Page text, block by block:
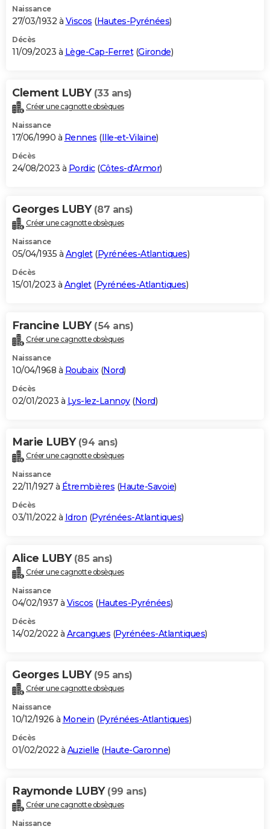
Naissance
27/03/1932 à Viscos (Hautes-Pyrénées)
Décès
11/09/2023 à Lège-Cap-Ferret(Gironde)
Clement LUBY (33 ans)
Créer une cagnotte obsèques
Naissance
17/06/1990 à Rennes (Ille-et-Vilaine)
Décès
24/08/2023 à Pordic(Côtes-d'Armor)
Georges LUBY (87 ans)
Créer une cagnotte obsèques
Naissance
05/04/1935 à Anglet(Pyrénées-Atlantiques)
Décès
15/01/2023 à Anglet(Pyrénées-Atlantiques)
Francine LUBY (54 ans)
Créer une cagnotte obsèques
Naissance
10/04/1968 à Roubaix(Nord)
Décès
02/01/2023 à Lys-lez-Lannoy(Nord)
Marie LUBY (94 ans)
Créer une cagnotte obsèques
Naissance
22/11/1927 à Étrembières (Haute-Savoie)
Décès
03/11/2022 à Idron (Pyrénées-Atlantiques)
Alice LUBY (85 ans)
Créer une cagnotte obsèques
Naissance
04/02/1937 à Viscos (Hautes-Pyrénées)
Décès
14/02/2022 à Arcangues (Pyrénées-Atlantiques)
Georges LUBY (95 ans)
Créer une cagnotte obsèques
Naissance
10/12/1926 à Monein (Pyrénées-Atlantiques)
Décès
01/02/2022 à Auzielle (Haute-Garonne)
Raymonde LUBY (99 ans)
Créer une cagnotte obsèques
Naissance